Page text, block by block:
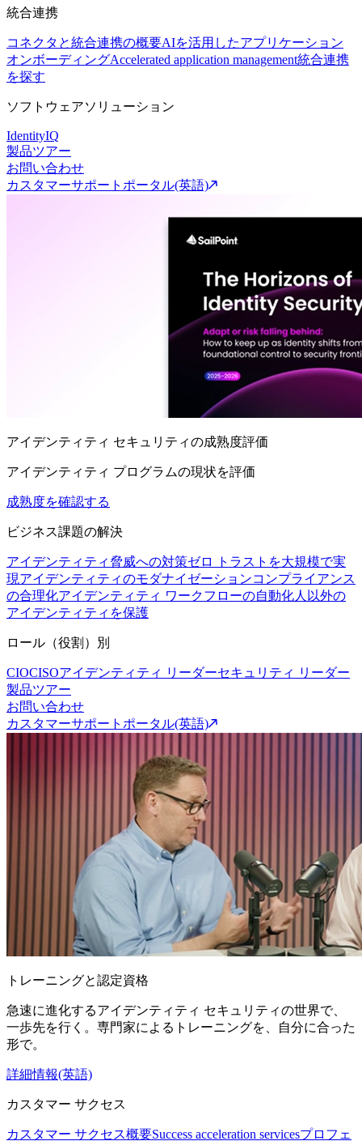
統合連携
コネクタと統合連携の概要AIを活用したアプリケーション
オンボーディングAccelerated application management統合連携
を探す
ソフトウェアソリューション
IdentityIQ
製品ツアー
お問い合わせ
カスタマーサポートポータル(英語)
アイデンティティ セキュリティの成熟度評価
アイデンティティ プログラムの現状を評価
成熟度を確認する
ビジネス課題の解決
アイデンティティ脅威への対策ゼロ トラストを大規模で実
現アイデンティティのモダナイゼーションコンプライアンス
の合理化アイデンティティ ワークフローの自動化人以外の
アイデンティティを保護
ロール（役割）別
CIOCISOアイデンティティ リーダーセキュリティ リーダー
製品ツアー
お問い合わせ
カスタマーサポートポータル(英語)
トレーニングと認定資格
急速に進化するアイデンティティ セキュリティの世界で、
一歩先を行く。専門家によるトレーニングを、自分に合った
形で。
詳細情報(英語)
カスタマー サクセス
カスタマー サクセス概要Success acceleration servicesプロフェ